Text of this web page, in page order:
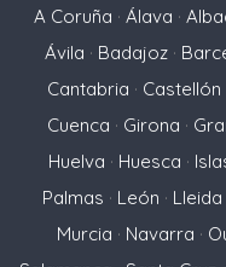
A Coruña · Álava ·
Ávila · Badajoz ·
Cantabria · Castellón
Cuenca · Girona ·
Huelva · Huesca ·
Palmas · León · Lleida
Murcia · Navarra ·